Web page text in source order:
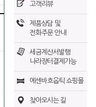
고객리뷰
제품상담 및
전화주문 안내
세금계산서발행
나라장터결제가능
에센바흐옵틱 쇼핑몰
찾아오시는 길